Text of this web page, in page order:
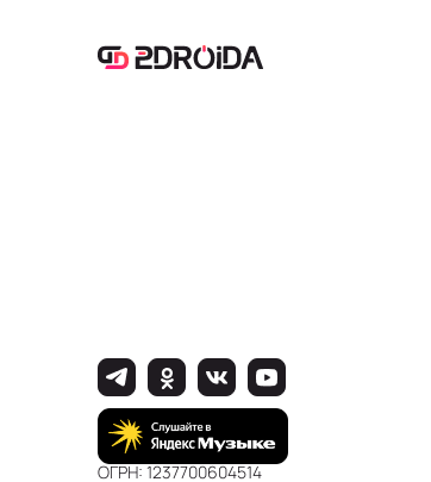
ОГРН: 1237700604514